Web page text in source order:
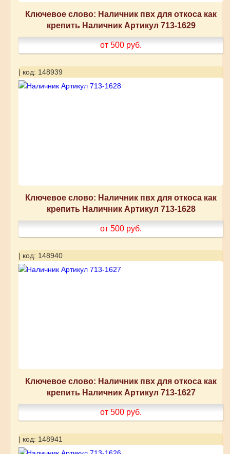
Ключевое слово: Наличник пвх для откоса как
крепить Наличник Артикул 713-1629
от 500 руб.
| код: 148939
Ключевое слово: Наличник пвх для откоса как
крепить Наличник Артикул 713-1628
от 500 руб.
| код: 148940
Ключевое слово: Наличник пвх для откоса как
крепить Наличник Артикул 713-1627
от 500 руб.
| код: 148941